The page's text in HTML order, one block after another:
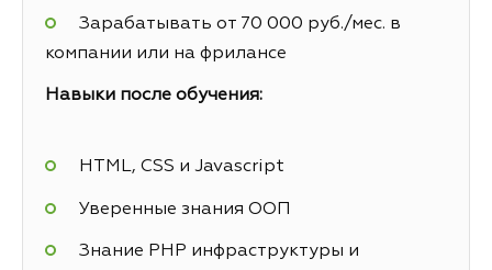
Зарабатывать от 70 000 руб./мес. в
компании или на фрилансе
Навыки после обучения:
HTML, CSS и Javascript
Уверенные знания ООП
Знание PHP инфраструктуры и